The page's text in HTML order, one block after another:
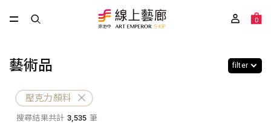
0
藝術品 filter
壓克力顏料
搜尋結果共計 3,535 筆